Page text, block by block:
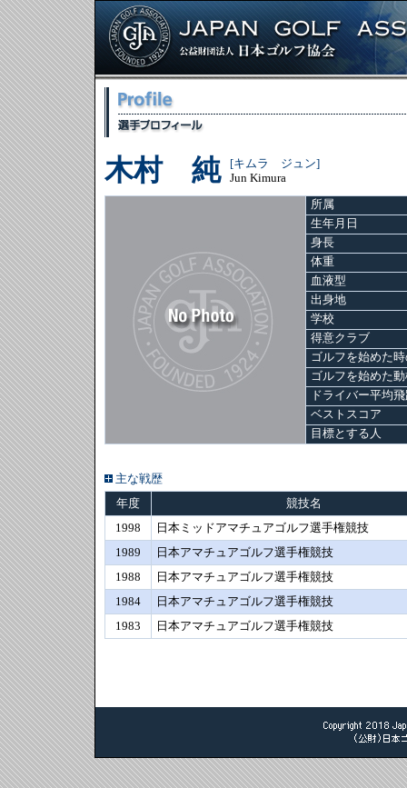
木村 純
[キムラ ジュン]
Jun Kimura
所属
生年月日
身長
体重
血液型
出身地
学校
得意クラブ
ゴルフを始めた
ゴルフを始めた
ドライバー平均
ベストスコア
目標とする人
主な戦歴
年度
競技名
1998
日本ミッドアマチュアゴルフ選手権競技
1989
日本アマチュアゴルフ選手権競技
1988
日本アマチュアゴルフ選手権競技
1984
日本アマチュアゴルフ選手権競技
1983
日本アマチュアゴルフ選手権競技